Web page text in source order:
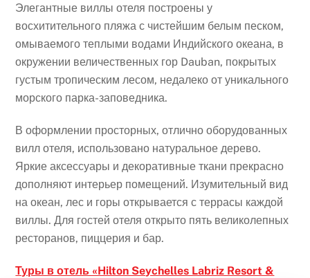
Элегантные виллы отеля построены у
восхитительного пляжа с чистейшим белым песком,
омываемого теплыми водами Индийского океана, в
окружении величественных гор Dauban, покрытых
густым тропическим лесом, недалеко от уникального
морского парка-заповедника.
В оформлении просторных, отлично оборудованных
вилл отеля, использовано натуральное дерево.
Яркие аксессуары и декоративные ткани прекрасно
дополняют интерьер помещений. Изумительный вид
на океан, лес и горы открывается с террасы каждой
виллы. Для гостей отеля открыто пять великолепных
ресторанов, пиццерия и бар.
Туры в отель «Hilton Seychelles Labriz Resort &